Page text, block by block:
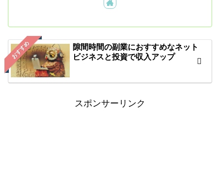
おすすめ
隙間時間の副業におすすめなネット
ビジネスと投資で収入アップ
スポンサーリンク